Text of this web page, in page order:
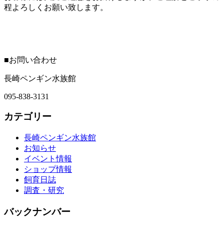
程よろしくお願い致します。
■お問い合わせ
長崎ペンギン水族館
095-838-3131
カテゴリー
長崎ペンギン水族館
お知らせ
イベント情報
ショップ情報
飼育日誌
調査・研究
バックナンバー